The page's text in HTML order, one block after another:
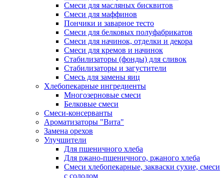
Смеси для масляных бисквитов
Смеси для маффинов
Пончики и заварное тесто
Cмеси для белковых полуфабрикатов
Смеси для начинок, отделки и декора
Смеси для кремов и начинок
Стабилизаторы (фонды) для сливок
Стабилизаторы и загустители
Смесь для замены яиц
Хлебопекарные ингредиенты
Многозерновые смеси
Белковые смеси
Смеси-консерванты
Ароматизаторы "Вита"
Замена орехов
Улучшители
Для пшеничного хлеба
Для ржано-пшеничного, ржаного хлеба
Смеси хлебопекарные, закваски сухие, смеси
с солодом